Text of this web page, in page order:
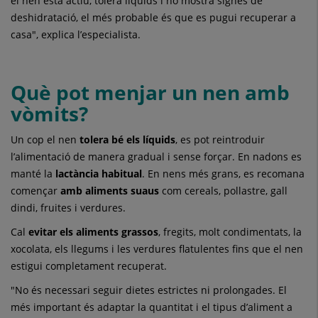
deshidratació, el més probable és que es pugui recuperar a
casa", explica l’especialista.
Què pot menjar un nen amb
vòmits?
Un cop el nen tolera bé els líquids, es pot reintroduir
l’alimentació de manera gradual i sense forçar. En nadons es
manté la lactància habitual. En nens més grans, es recomana
començar amb aliments suaus com cereals, pollastre, gall
dindi, fruites i verdures.
Cal evitar els aliments grassos, fregits, molt condimentats, la
xocolata, els llegums i les verdures flatulentes fins que el nen
estigui completament recuperat.
"No és necessari seguir dietes estrictes ni prolongades. El
més important és adaptar la quantitat i el tipus d’aliment a